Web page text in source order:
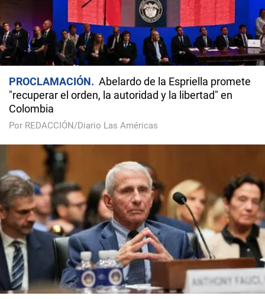
PROCLAMACIÓN
Abelardo de la Espriella promete
"recuperar el orden, la autoridad y la libertad" en
Colombia
Por REDACCIÓN/Diario Las Américas